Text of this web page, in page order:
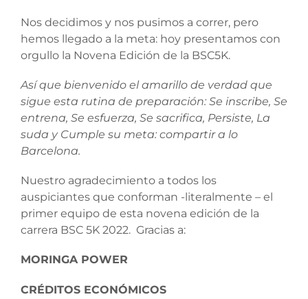
Nos decidimos y nos pusimos a correr, pero
hemos llegado a la meta: hoy presentamos con
orgullo la Novena Edición de la BSC5K.
Así que bienvenido el amarillo de verdad que
sigue esta rutina de preparación: Se inscribe, Se
entrena, Se esfuerza, Se sacrifica, Persiste, La
suda y Cumple su meta: compartir a lo
Barcelona.
Nuestro agradecimiento a todos los
auspiciantes que conforman -literalmente – el
primer equipo de esta novena edición de la
carrera BSC 5K 2022. Gracias a:
MORINGA POWER
CRÉDITOS ECONÓMICOS